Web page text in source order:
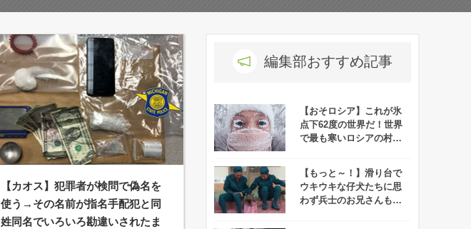
【カオス】犯罪者が検問で偽名を
使う→その名前が指名手配犯と同
姓同名でいろいろ勘違いされたま
編集部おすすめ記事
【おそロシア】これが氷
点下62度の世界だ！世界
で最も寒いロシアの村オ
ぎる！
【もっと～！】滑り台で
ウキウキな仔犬たちに思
わず兵士のお兄さんもデ